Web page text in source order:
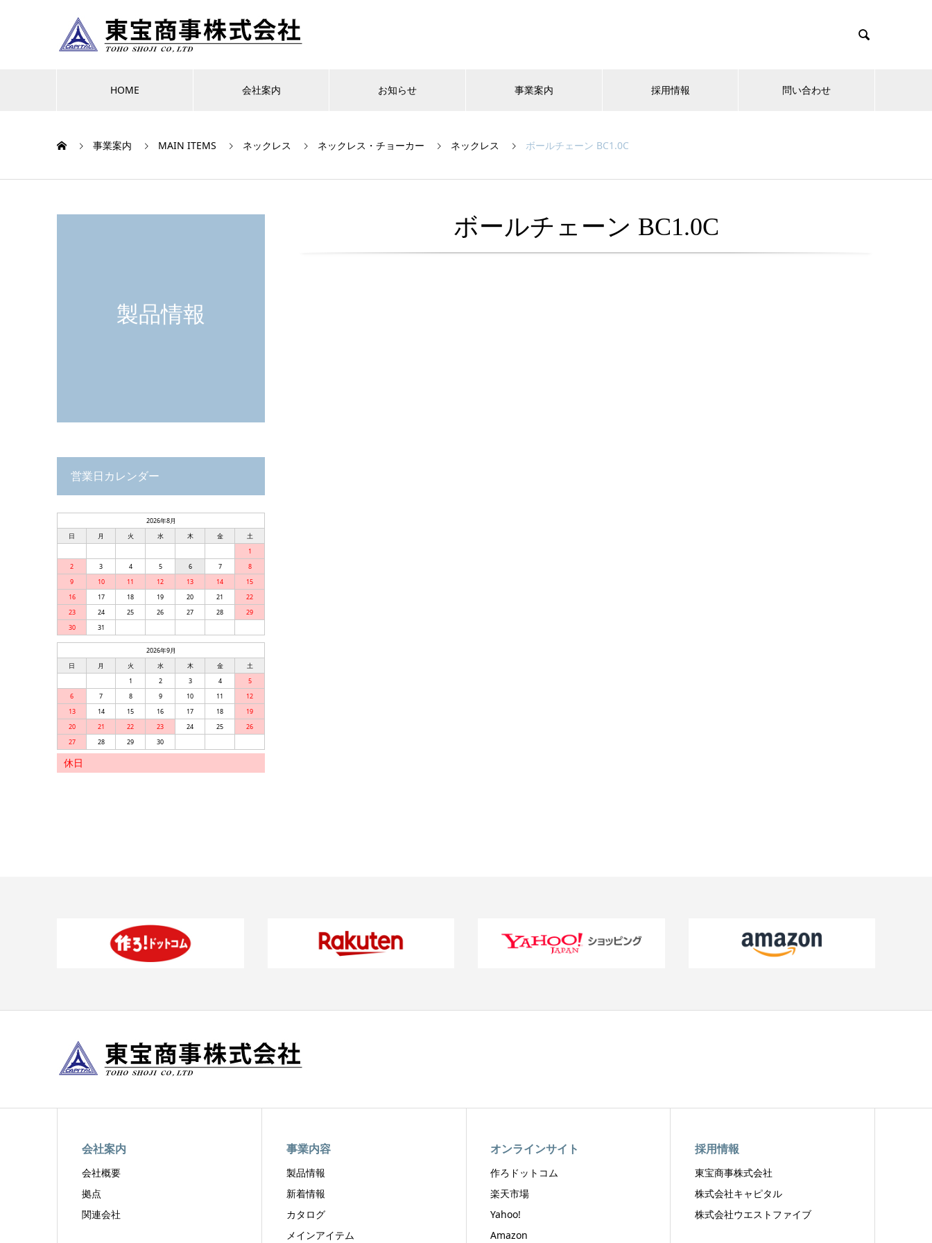

HOME 会社案内 お知らせ 事業案内 採用情報 問い合わせ
事業案内 MAIN ITEMS ネックレス ネックレス・チョーカー ネックレス ボールチェーン BC1.0C
製品情報
ボールチェーン BC1.0C
営業日カレンダー
2026年8月
日
月 火 水 木 金
土
1
2
3 4 5 6 7
8
9
10 11 12 13 14
15
16
17 18 19 20 21
22
23
24 25 26 27 28
29
30
31
2026年9月
日
月 火 水 木 金
土
1
2 3 4
5
6
7 8 9 10 11
12
13
14 15 16 17 18
19
20
21 22 23 24 25
26
27
28 29 30
休日
会社案内
会社概要
拠点
関連会社
事業内容
製品情報
新着情報
カタログ
メインアイテム
オンラインサイト
作ろドットコム
楽天市場
Yahoo!
Amazon
採用情報
東宝商事株式会社
株式会社キャピタル
株式会社ウエストファイブ